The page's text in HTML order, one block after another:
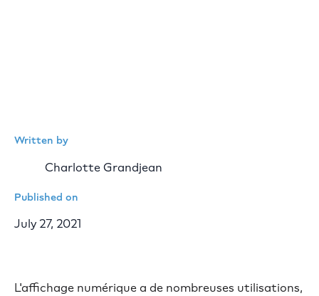
Written by
Charlotte Grandjean
Published on
July 27, 2021
L'affichage numérique a de nombreuses utilisations,